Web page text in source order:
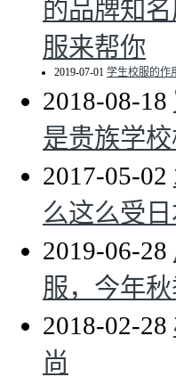
的品牌知
服来帮你
2019-07-01 学生校服的作
2018-08-18
是贵族学
2017-05-02
么这么受
2019-06-28
服，今年
2018-02-28
尚